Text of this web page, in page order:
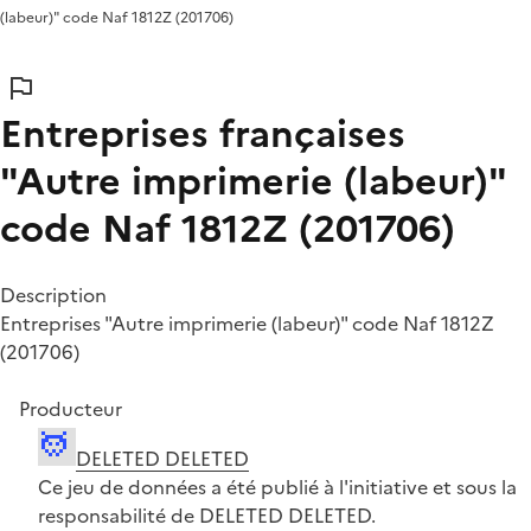
(labeur)" code Naf 1812Z (201706)
Entreprises françaises
"Autre imprimerie (labeur)"
code Naf 1812Z (201706)
Description
Entreprises "Autre imprimerie (labeur)" code Naf 1812Z
(201706)
Producteur
DELETED DELETED
Ce jeu de données a été publié à l'initiative et sous la
responsabilité de DELETED DELETED.